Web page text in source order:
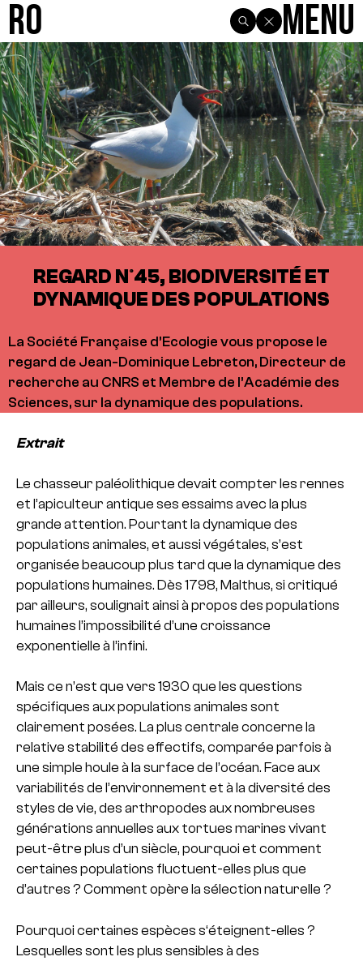
R0 Menu
REGARD N°45, BIODIVERSITÉ ET
DYNAMIQUE DES POPULATIONS
La Société Française d’Ecologie vous propose le
regard de Jean-Dominique Lebreton, Directeur de
recherche au CNRS et Membre de l’Académie des
Sciences, sur la dynamique des populations.
Extrait
Le chasseur paléolithique devait compter les rennes
et l’apiculteur antique ses essaims avec la plus
grande attention. Pourtant la dynamique des
populations animales, et aussi végétales, s’est
organisée beaucoup plus tard que la dynamique des
populations humaines. Dès 1798, Malthus, si critiqué
par ailleurs, soulignait ainsi à propos des populations
humaines l’impossibilité d’une croissance
exponentielle à l’infini.
Mais ce n’est que vers 1930 que les questions
spécifiques aux populations animales sont
clairement posées. La plus centrale concerne la
relative stabilité des effectifs, comparée parfois à
une simple houle à la surface de l’océan. Face aux
variabilités de l’environnement et à la diversité des
styles de vie, des arthropodes aux nombreuses
générations annuelles aux tortues marines vivant
peut-être plus d’un siècle, pourquoi et comment
certaines populations fluctuent-elles plus que
d’autres ? Comment opère la sélection naturelle ?
Pourquoi certaines espèces s‘éteignent-elles ?
Lesquelles sont les plus sensibles à des